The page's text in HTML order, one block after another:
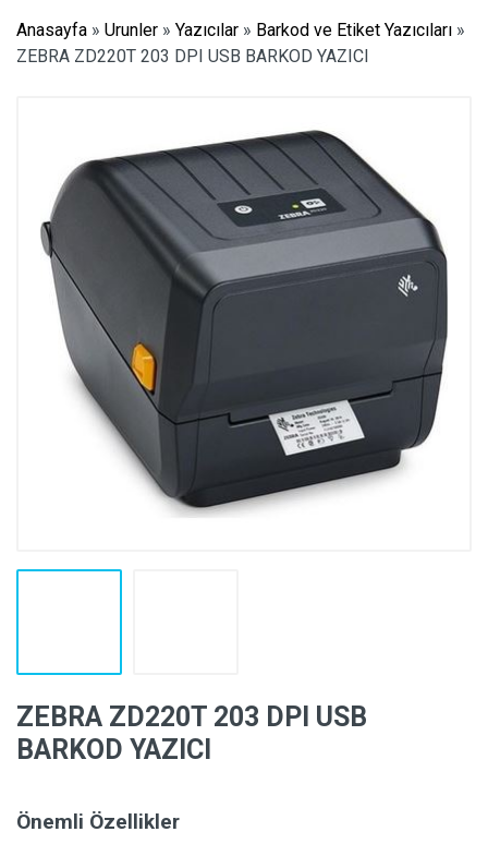
Anasayfa » Urunler » Yazıcılar » Barkod ve Etiket Yazıcıları »
ZEBRA ZD220T 203 DPI USB BARKOD YAZICI
ZEBRA ZD220T 203 DPI USB
BARKOD YAZICI
Önemli Özellikler